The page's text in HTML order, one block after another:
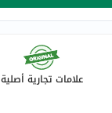
علامات تجارية أصلية